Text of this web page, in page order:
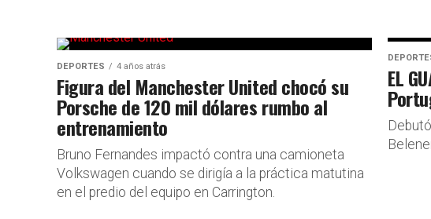
DEPORTES 4 años atrás
Figura del Manchester United chocó su
Porsche de 120 mil dólares rumbo al
entrenamiento
Bruno Fernandes impactó contra una camioneta
Volkswagen cuando se dirigía a la práctica matutina
en el predio del equipo en Carrington.
EL